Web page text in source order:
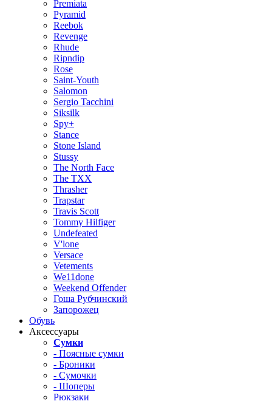
Premiata
Pyramid
Reebok
Revenge
Rhude
Ripndip
Rose
Saint-Youth
Salomon
Sergio Tacchini
Siksilk
Spy+
Stance
Stone Island
Stussy
The North Face
The TXX
Thrasher
Trapstar
Travis Scott
Tommy Hilfiger
Undefeated
V'lone
Versace
Vetements
We11done
Weekend Offender
Гоша Рубчинский
Запорожец
Обувь
Аксессуары
Сумки
- Поясные сумки
- Броники
- Сумочки
- Шоперы
Рюкзаки